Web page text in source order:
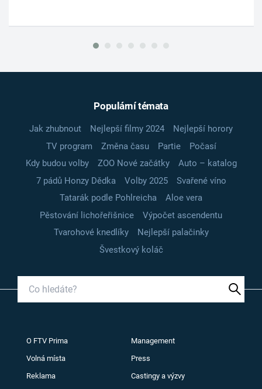
Populární témata
Jak zhubnout Nejlepší filmy 2024
Nejlepší horory
TV program
Změna času Partie
Počasí
Kdy budou volby
ZOO Nové začátky
Auto – katalog
7 pádů Honzy Dědka
Volby 2025
Svařené víno
Tatarák podle Pohlreicha
Aloe vera
Pěstování lichořeřišnice
Výpočet ascendentu
Tvarohové knedlíky
Nejlepší palačinky
Švestkový koláč
O FTV Prima Management
Volná místa Press
Reklama Castingy a výzvy